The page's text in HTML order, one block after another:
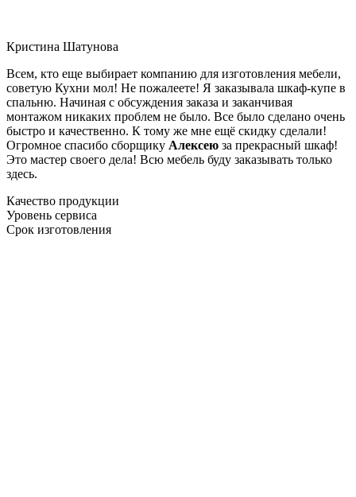
Кристина Шатунова
Всем, кто еще выбирает компанию для изготовления мебели,
советую Кухни мол! Не пожалеете! Я заказывала шкаф-купе в
спальню. Начиная с обсуждения заказа и заканчивая
монтажом никаких проблем не было. Все было сделано очень
быстро и качественно. К тому же мне ещё скидку сделали!
Огромное спасибо сборщику Алексею за прекрасный шкаф!
Это мастер своего дела! Всю мебель буду заказывать только
здесь.
Качество продукции
Уровень сервиса
Срок изготовления